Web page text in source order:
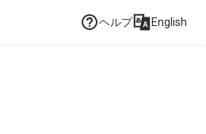
ヘルプ English